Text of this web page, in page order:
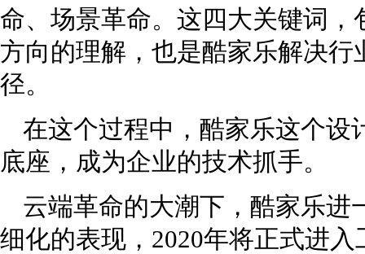
命、场景革命。这四大关键词
方向的理解，也是酷家乐解决
径。
在这个过程中，酷家乐这个设
底座，成为企业的技术抓手。
云端革命的大潮下，酷家乐进
细化的表现，2020年将正式进入